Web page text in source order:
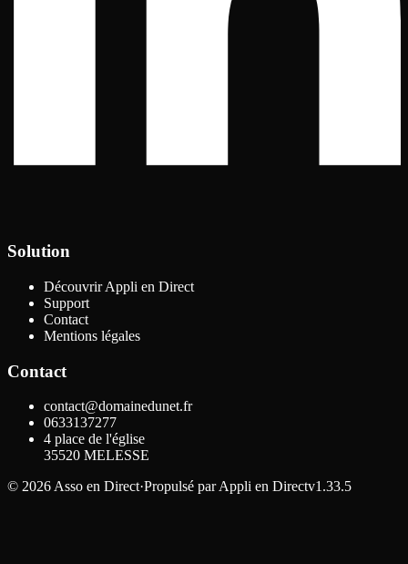
Solution
Découvrir Appli en Direct
Support
Contact
Mentions légales
Contact
contact@domainedunet.fr
0633137277
4 place de l'église
35520 MELESSE
© 2026 Asso en Direct·Propulsé par Appli en Directv1.33.5